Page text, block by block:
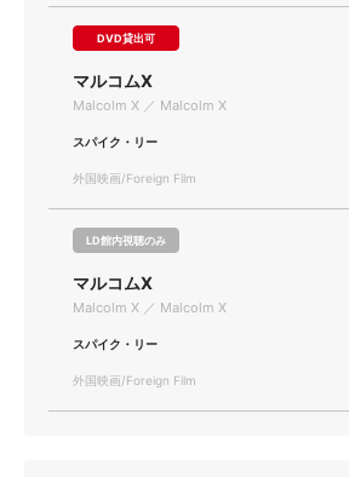
DVD貸出可
マルコムX
Malcolm X ／ Malcolm X
スパイク・リー
外国映画/Foreign Film
LD館内視聴のみ
マルコムX
Malcolm X ／ Malcolm X
スパイク・リー
外国映画/Foreign Film